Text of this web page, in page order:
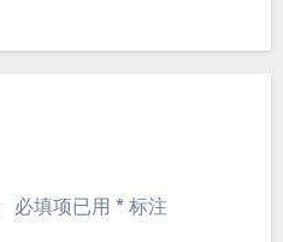
必填项已用 * 标注